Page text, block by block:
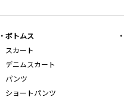
ボトムス
スカート
デニムスカート
パンツ
ショートパンツ